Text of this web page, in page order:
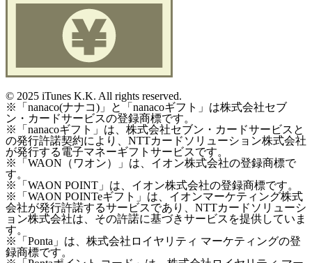
© 2025 iTunes K.K. All rights reserved.
※「nanaco(ナナコ)」と「nanacoギフト」は株式会社セブ
ン・カードサービスの登録商標です。
※「nanacoギフト」は、株式会社セブン・カードサービスと
の発行許諾契約により、NTTカードソリューション株式会社
が発行する電子マネーギフトサービスです。
※「WAON（ワオン）」は、イオン株式会社の登録商標で
す。
※「WAON POINT」は、イオン株式会社の登録商標です。
※「WAON POINTeギフト」は、イオンマーケティング株式
会社が発行許諾するサービスであり、NTTカードソリューシ
ョン株式会社は、その許諾に基づきサービスを提供していま
す。
※「Ponta」は、株式会社ロイヤリティ マーケティングの登
録商標です。